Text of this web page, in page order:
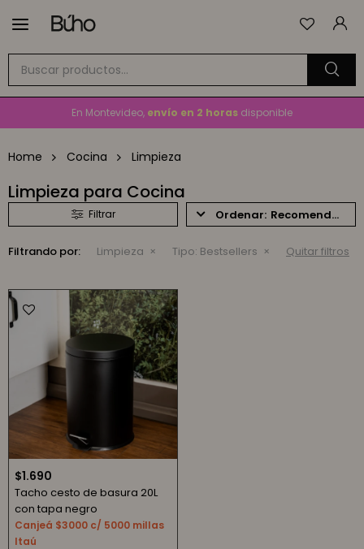

GRATIS
En Montevideo, envío en 2 horas disponible
Home Cocina Limpieza
Limpieza para Cocina
Recomendados
Filtrando por: Limpieza Tipo: Bestsellers Quitar filtros
$1.690
Tacho cesto de basura 20L
con tapa negro
Canjeá $3000 c/ 5000 millas
Itaú